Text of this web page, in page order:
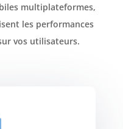
multiplateformes,
les performances
vos utilisateurs.